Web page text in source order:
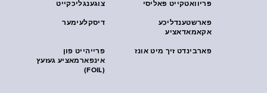
צוגענגליכקייט פּריוואטקייט פּאליסי
דיסקלעימער
פארשטענדליכע
אקאמאדאציע
פרייהייט פון
אינפארמאציע געזעץ
(FOIL)
פארבינדט זיך מיט אונז